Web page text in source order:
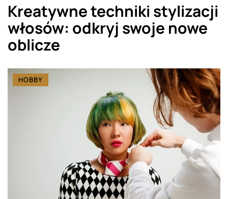
Kreatywne techniki stylizacji
włosów: odkryj swoje nowe
oblicze
HOBBY